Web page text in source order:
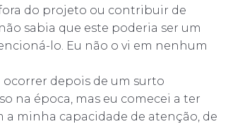
do projeto ou contribuir de
sabia que este poderia ser um
lo. Eu não o vi em nenhum
depois de um surto
na época, mas eu comecei a ter
minha capacidade de atenção, de